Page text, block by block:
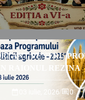
PENTRU
RAIONUL REZINA
03 iulie, 2026/ 0